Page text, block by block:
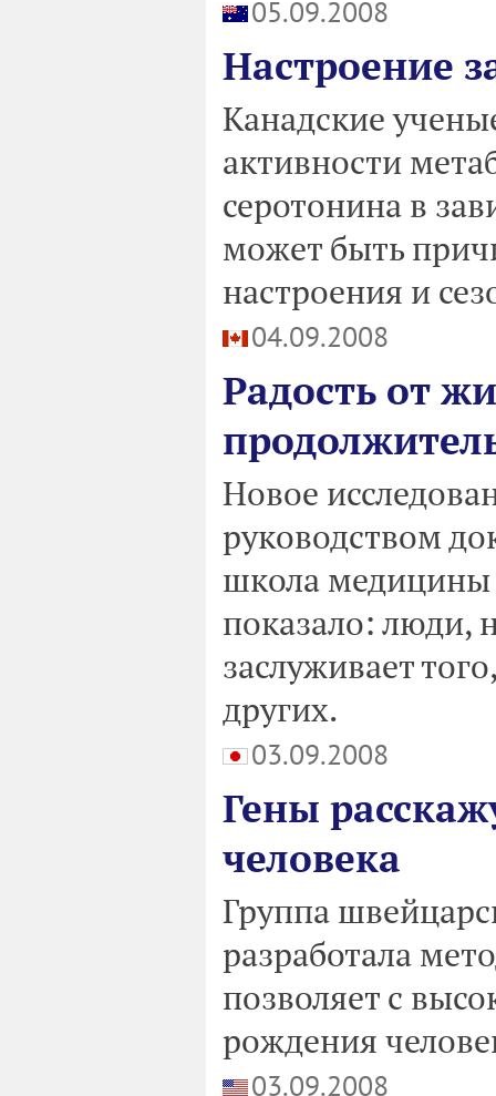
05.09.2008
Настроение
Канадские
активности
серотонина в
может быть
настроения и
04.09.2008
Радость от
Новое
руководством
школа медицины
показало: люди,
заслуживает
других.
03.09.2008
Гены
человека
Группа
разработала
позволяет с
рождения
03.09.2008